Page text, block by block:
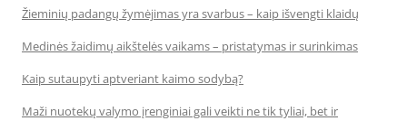
Žieminių padangų žymėjimas yra svarbus – kaip išvengti klaidų
Medinės žaidimų aikštelės vaikams – pristatymas ir surinkimas
Kaip sutaupyti aptveriant kaimo sodybą?
Maži nuotekų valymo įrenginiai gali veikti ne tik tyliai, bet ir